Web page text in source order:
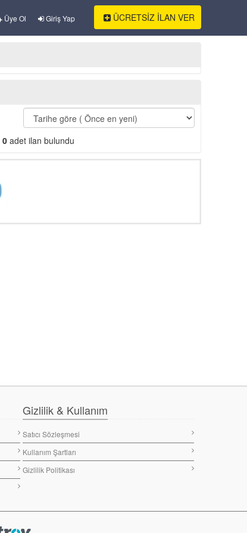
Üye Ol Giriş Yap ÜCRETSİZ İLAN VER
0adet ilan bulundu
Gizlilik & Kullanım
Satıcı Sözleşmesi
Kullanım Şartları
Gizlilik Politikası